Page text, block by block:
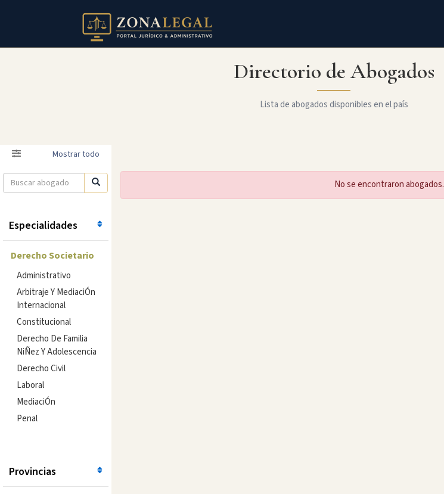
Directorio de Abogados
Lista de abogados disponibles en el país
Filtro Mostrar todo
Especialidades
Derecho Societario
Administrativo
Arbitraje Y MediaciÓn
Internacional
Constitucional
Derecho De Familia
NiÑez Y Adolescencia
Derecho Civil
Laboral
MediaciÓn
Penal
Provincias
No se encontraron abogados.